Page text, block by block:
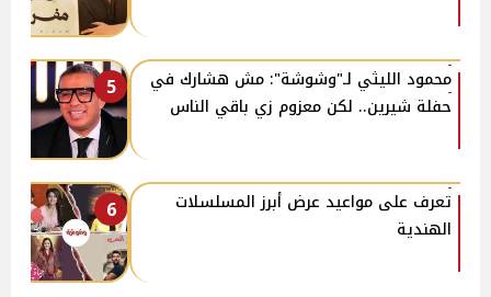
5
محمود الليثي لـ"وشوشة": مش هشارك في
حفلة شيرين.. لكن معزوم زي باقي الناس
6
تعرف على مواعيد عرض أبرز المسلسلات
الهندية